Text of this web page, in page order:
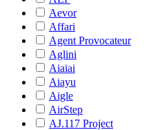
Aevor
Affari
Agent Provocateur
Aglini
Aiaiai
Aiayu
Aigle
AirStep
AJ.117 Project